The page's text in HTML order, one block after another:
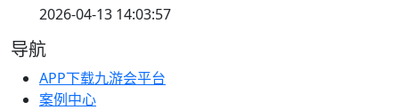
2026-04-13 14:03:57
导航
APP下载九游会平台
案例中心